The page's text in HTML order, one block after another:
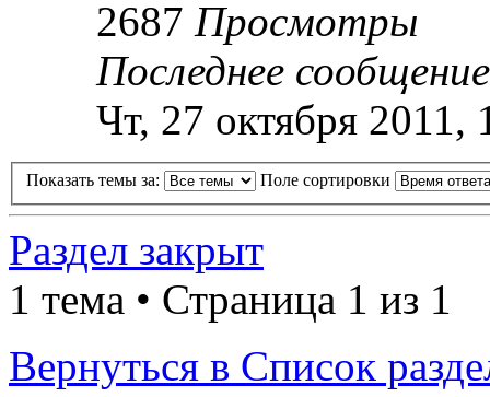
2687 Просмотры
Последнее
Чт, 27 октября 2011,
Показать темы за: Поле сортировки
Раздел закрыт
1 тема • Страница 1 из 1
Вернуться в Список